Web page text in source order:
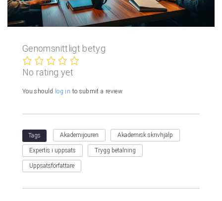
Genomsnittligt betyg
No rating yet
You should log in to submit a review.
Tags Akademijouren Akademisk skrivhjälp
Expertis i uppsats Trygg betalning
Uppsatsförfattare